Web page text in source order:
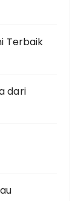
Terbaik
dari